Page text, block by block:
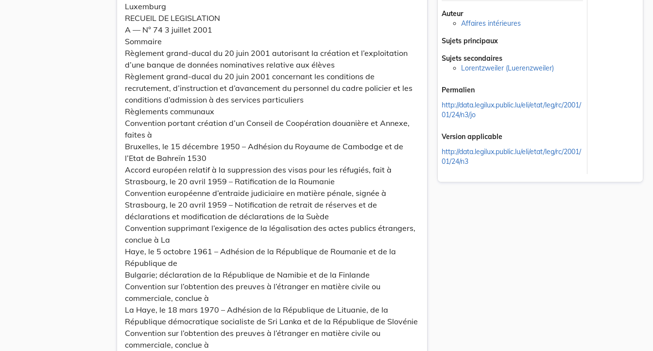
Luxemburg
RECUEIL DE LEGISLATION
A –– N° 74 3 juillet 2001
Sommaire
Règlement grand-ducal du 20 juin 2001 autorisant la création et l’exploitation
d’une banque de données nominatives relative aux élèves
Règlement grand-ducal du 20 juin 2001 concernant les conditions de
recrutement, d’instruction et d’avancement du personnel du cadre policier et les
conditions d’admission à des services particuliers
Règlements communaux
Convention portant création d’un Conseil de Coopération douanière et Annexe,
faites à
Bruxelles, le 15 décembre 1950 – Adhésion du Royaume de Cambodge et de
l’Etat de Bahreïn 1530
Accord européen relatif à la suppression des visas pour les réfugiés, fait à
Strasbourg, le 20 avril 1959 – Ratification de la Roumanie
Convention européenne d’entraide judiciaire en matière pénale, signée à
Strasbourg, le 20 avril 1959 – Notification de retrait de réserves et de
déclarations et modification de déclarations de la Suède
Convention supprimant l’exigence de la légalisation des actes publics étrangers,
conclue à La
Haye, le 5 octobre 1961 – Adhésion de la République de Roumanie et de la
République de
Bulgarie; déclaration de la République de Namibie et de la Finlande
Convention sur l’obtention des preuves à l’étranger en matière civile ou
commerciale, conclue à
La Haye, le 18 mars 1970 – Adhésion de la République de Lituanie, de la
République démocratique socialiste de Sri Lanka et de la République de Slovénie
Convention sur l’obtention des preuves à l’étranger en matière civile ou
commerciale, conclue à
Auteur
Affaires intérieures
Sujets principaux
Sujets secondaires
Lorentzweiler (Luerenzweiler)
Permalien
http://data.legilux.public.lu/eli/etat/leg/rc/2001/
01/24/n3/jo
Version applicable
http://data.legilux.public.lu/eli/etat/leg/rc/2001/
01/24/n3